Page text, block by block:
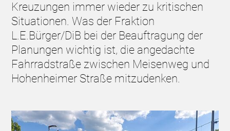
Kreuzungen immer wieder zu kritischen
Situationen. Was der Fraktion
L.E.Bürger/DiB bei der Beauftragung der
Planungen wichtig ist, die angedachte
Fahrradstraße zwischen Meisenweg und
Hohenheimer Straße mitzudenken.